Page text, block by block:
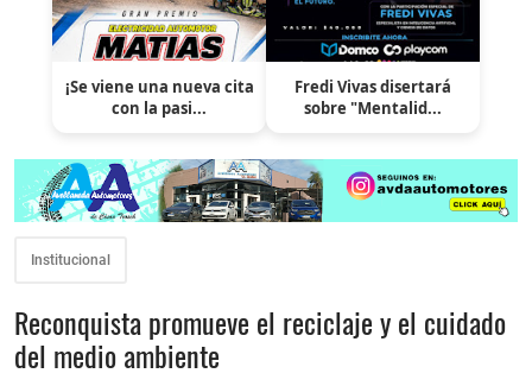
¡Se viene una nueva cita
con la pasi...
Fredi Vivas disertará
sobre "Mentalid...
Institucional
Reconquista promueve el reciclaje y el cuidado
del medio ambiente